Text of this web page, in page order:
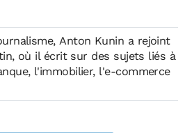
Anton Kunin a rejoint
où il écrit sur des sujets liés à
l'immobilier, l'e-commerce